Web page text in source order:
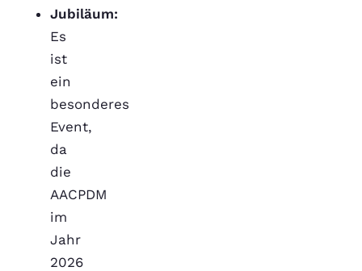
Jubiläum:
Es
ist
ein
besonderes
Event,
da
die
AACPDM
im
Jahr
2026